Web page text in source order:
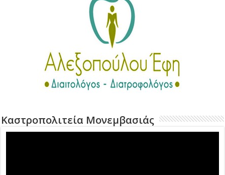
Καστροπολιτεία Μονεμβασιάς